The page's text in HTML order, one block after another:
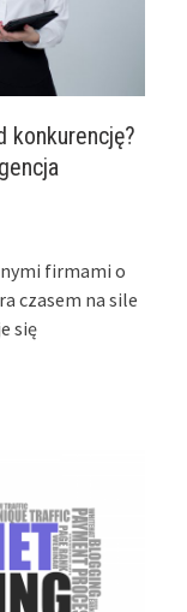
konkurencję?
firmami o
czasem na sile
się